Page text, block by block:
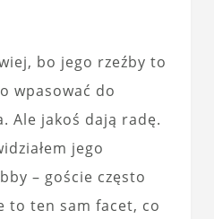
bo jego rzeźby to
wpasować do
Ale jakoś dają radę.
jego
– goście często
to ten sam facet, co